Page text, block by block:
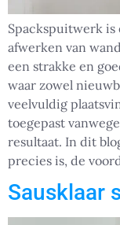
Spackspuitwerk
afwerken van
een strakke en
waar zowel
veelvuldig
toegepast
resultaat. In dit
precies is, de
Sausklaar